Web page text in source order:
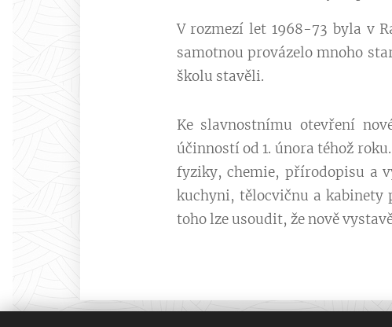
V rozmezí let 1968-73 byla v
samotnou provázelo mnoho
školu stavěli.
Ke slavnostnímu otevření
účinností od 1. února téhož
fyziky, chemie, přírodopisu a
kuchyni, tělocvičnu a kabinety
toho lze usoudit, že nově